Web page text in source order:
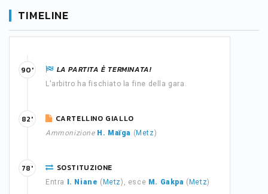
TIMELINE
LA PARTITA È TERMINATA!
L'arbitro ha fischiato la fine della gara.
90'
CARTELLINO GIALLO
Ammonizione H. Maïga ( Metz)
82'
SOSTITUZIONE
Entra I. Niane ( Metz), esce M. Gakpa ( Metz)
78'